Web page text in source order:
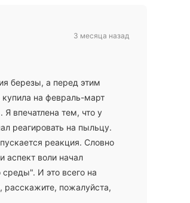
березы, а перед этим
купила на февраль-март
впечатлена тем, что у
реагировать на пыльцу.
реакция. Словно
аспект воли начал
среды". И это всего на
расскажите, пожалуйста,
3 месяца назад